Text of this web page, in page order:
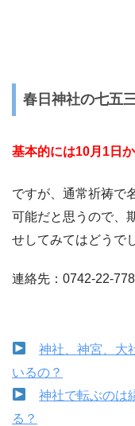
春日神社の七五
基本的には10月1日
ですが、通常祈祷で
可能だと思うので、
せしてみてはどうで
連絡先：0742-22-
神社、神宮、大
いるの？
神社で転ぶのは
る？